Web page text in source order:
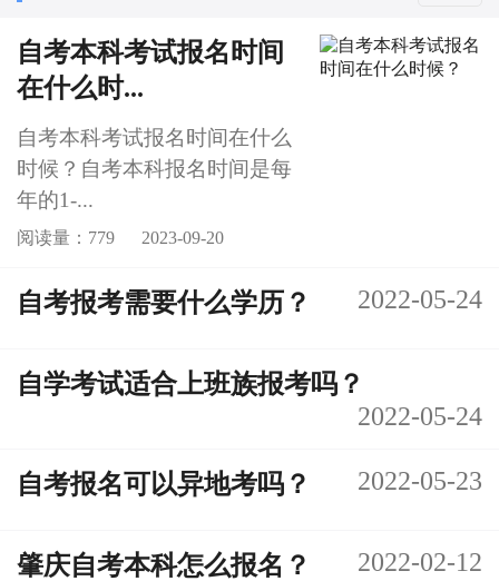
自考本科考试报名时间
在什么时...
自考本科考试报名时间在什么
时候？自考本科报名时间是每
年的1-...
阅读量：779 2023-09-20
自考报考需要什么学历？ 2022-05-24
自学考试适合上班族报考吗？
2022-05-24
自考报名可以异地考吗？ 2022-05-23
肇庆自考本科怎么报名？ 2022-02-12